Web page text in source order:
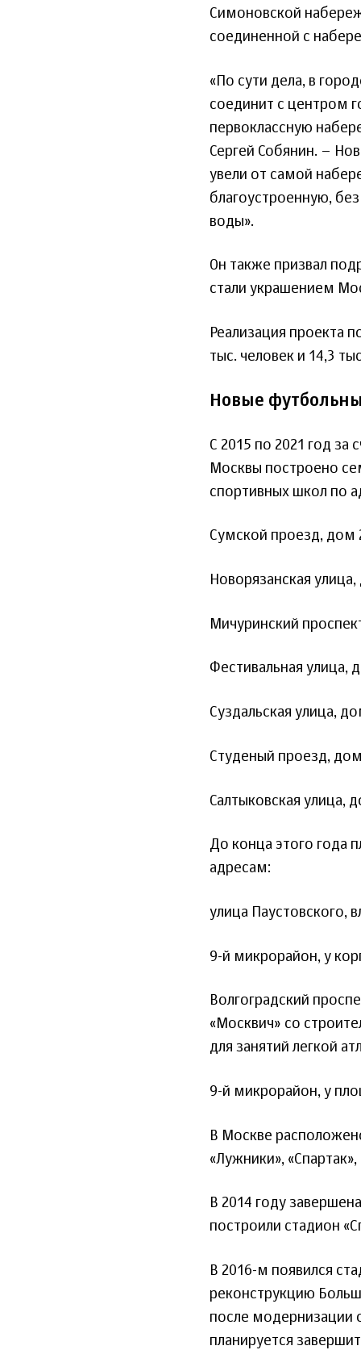
Симоновской
соединенной с
«По сути дела, в
соединит с центром
первоклассную
Сергей Собянин. –
увели от самой
благоустроенную,
воды».
Он также призвал
стали украшением
Реализация проекта
тыс. человек и 14,3
Новые
С 2015 по 2021 год
Москвы построено
спортивных школ по
Сумской проезд, дом
Новорязанская
Мичуринский
Фестивальная улица,
Суздальская улица,
Студеный проезд,
Салтыковская улица,
До конца этого года
адресам:
улица Паустовского,
9-й микрорайон, у
Волгоградский
«Москвич» со
для занятий легкой
9-й микрорайон, у
В Москве
«Лужники»,
В 2014 году
построили стадион
В 2016-м появился
реконструкцию
после модернизации
планируется